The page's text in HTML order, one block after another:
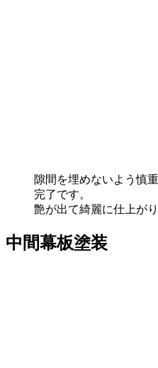
隙間を埋めないよう慎
完了です。
艶が出て綺麗に仕上がり
中間幕板塗装